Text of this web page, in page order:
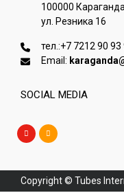
100000 Караганда
ул. Резника 16
тел.:+7 7212 90 93
Email:
SOCIAL MEDIA
Copyright © Tubes